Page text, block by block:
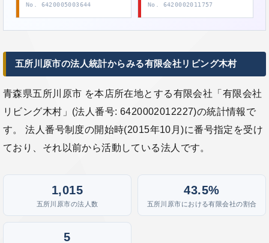
No. 6420005003644 No. 6420002011757
五所川原市の法人統計からみる有限会社リビング木村
青森県五所川原市 を本店所在地とする有限会社「有限会社
リビング木村」(法人番号: 6420002012227)の統計情報で
す。 法人番号制度の開始時(2015年10月)に番号指定を受け
ており、それ以前から活動している法人です。
1,015
五所川原市の法人数
43.5%
五所川原市における有限会社の割合
5